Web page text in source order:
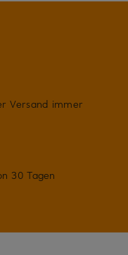
Versand immer
30 Tagen